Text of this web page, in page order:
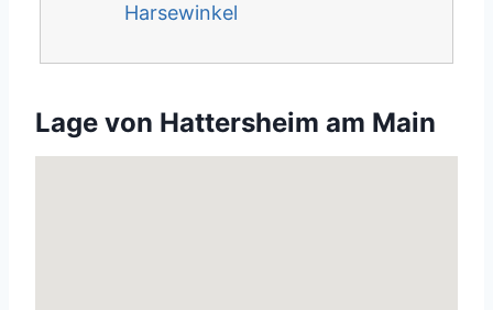
Harsewinkel
Lage von Hattersheim am Main